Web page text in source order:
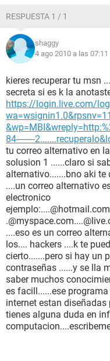
RESPUESTA 1 / 1
shaggy
4 ago 2010 a las 07:11
kieres recuperar tu msn
secreta si es k la
https://login.live.com/
84--------
tu correo alternativo en
solusion 1 ......claro si
alternativo.......bno aki
....un correo alternativo
electronico
....eso es un correo
los.... hackers ....k te
cierto.......pero si hay un
contraseñas ......y se lla
saber muchos
es facill......ese
internet estan diseñadas
tienes alguna duda en